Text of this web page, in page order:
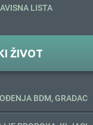
LISTA
ŽIVOT
BDM, GRADAC